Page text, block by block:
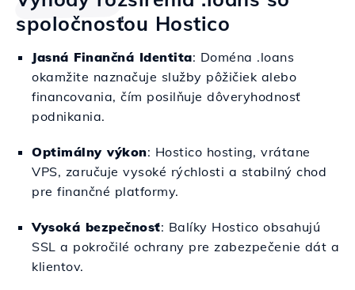
spoločnosťou Hostico
Jasná Finančná Identita: Doména .loans
okamžite naznačuje služby pôžičiek alebo
financovania, čím posilňuje dôveryhodnosť
podnikania.
Optimálny výkon: Hostico hosting, vrátane
VPS, zaručuje vysoké rýchlosti a stabilný chod
pre finančné platformy.
Vysoká bezpečnosť: Balíky Hostico obsahujú
SSL a pokročilé ochrany pre zabezpečenie dát a
klientov.